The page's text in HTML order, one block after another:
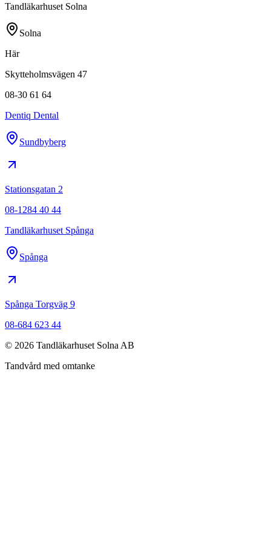
Tandläkarhuset Solna
Solna
Här
Skytteholmsvägen 47
08-30 61 64
Dentiq Dental
Sundbyberg
Stationsgatan 2
08-1284 40 44
Tandläkarhuset Spånga
Spånga
Spånga Torgväg 9
08-684 623 44
© 2026 Tandläkarhuset Solna AB
Tandvård med omtanke